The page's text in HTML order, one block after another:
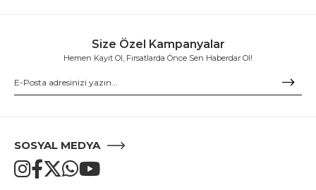
Size Özel Kampanyalar
Hemen Kayıt Ol, Fırsatlarda Önce Sen Haberdar Ol!
SOSYAL MEDYA